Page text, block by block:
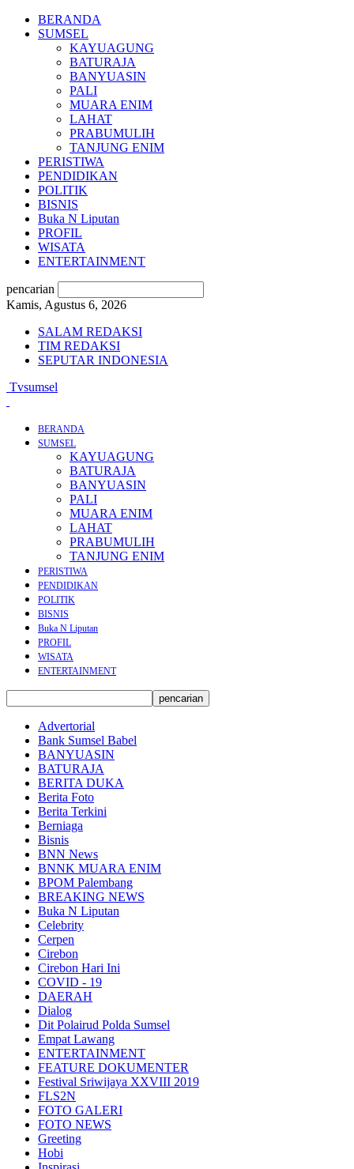
BERANDA
SUMSEL
KAYUAGUNG
BATURAJA
BANYUASIN
PALI
MUARA ENIM
LAHAT
PRABUMULIH
TANJUNG ENIM
PERISTIWA
PENDIDIKAN
POLITIK
BISNIS
Buka N Liputan
PROFIL
WISATA
ENTERTAINMENT
pencarian
Kamis, Agustus 6, 2026
SALAM REDAKSI
TIM REDAKSI
SEPUTAR INDONESIA
Tvsumsel
BERANDA
SUMSEL
KAYUAGUNG
BATURAJA
BANYUASIN
PALI
MUARA ENIM
LAHAT
PRABUMULIH
TANJUNG ENIM
PERISTIWA
PENDIDIKAN
POLITIK
BISNIS
Buka N Liputan
PROFIL
WISATA
ENTERTAINMENT
Advertorial
Bank Sumsel Babel
BANYUASIN
BATURAJA
BERITA DUKA
Berita Foto
Berita Terkini
Berniaga
Bisnis
BNN News
BNNK MUARA ENIM
BPOM Palembang
BREAKING NEWS
Buka N Liputan
Celebrity
Cerpen
Cirebon
Cirebon Hari Ini
COVID - 19
DAERAH
Dialog
Dit Polairud Polda Sumsel
Empat Lawang
ENTERTAINMENT
FEATURE DOKUMENTER
Festival Sriwijaya XXVIII 2019
FLS2N
FOTO GALERI
FOTO NEWS
Greeting
Hobi